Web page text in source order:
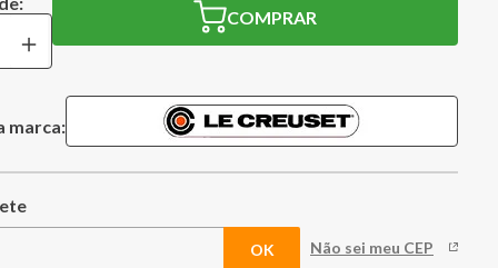
＋
COMPRAR
marca:
Não sei meu CEP